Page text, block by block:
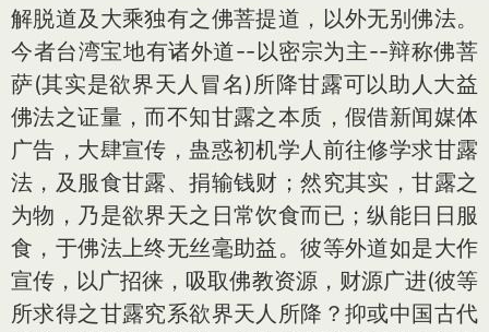
解脱道及大乘独有之佛菩提道，以外无别佛法。
今者台湾宝地有诸外道--以密宗为主--辩称佛菩
萨(其实是欲界天人冒名)所降甘露可以助人大益
佛法之证量，而不知甘露之本质，假借新闻媒体
广告，大肆宣传，蛊惑初机学人前往修学求甘露
法，及服食甘露、捐输钱财；然究其实，甘露之
为物，乃是欲界天之日常饮食而已；纵能日日服
食，于佛法上终无丝毫助益。彼等外道如是大作
宣传，以广招徕，吸取佛教资源，财源广进(彼等
所求得之甘露究系欲界天人所降？抑或中国古代